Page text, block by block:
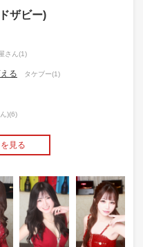
ザビー)
さん(1)
る タケブー(1)
)(6)
見る